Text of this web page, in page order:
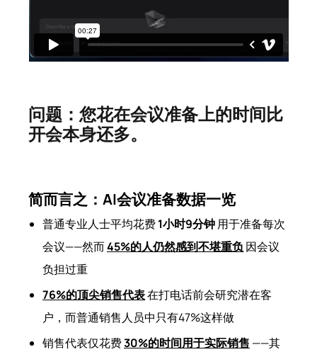
问题：您花在会议准备上的时间比
开会本身还多。
简而言之：AI会议准备数据一览
普通专业人士平均花费1小时9分钟用于准备每次
会议——然而45%的人仍然感到不堪重负 因会议
负担过重
76%的顶尖销售代表在打电话前会研究潜在客
户，而普通销售人员中只有47%这样做
销售代表仅花费30%的时间用于实际销售 ——其